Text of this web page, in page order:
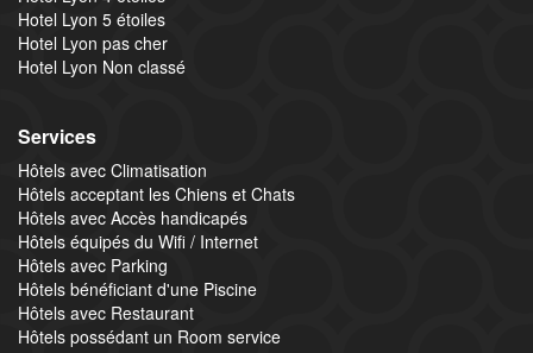
Hotel Lyon 5 étoiles
Hotel Lyon pas cher
Hotel Lyon Non classé
Services
Hôtels avec Climatisation
Hôtels acceptant les Chiens et Chats
Hôtels avec Accès handicapés
Hôtels équipés du Wifi / Internet
Hôtels avec Parking
Hôtels bénéficiant d'une Piscine
Hôtels avec Restaurant
Hôtels possédant un Room service